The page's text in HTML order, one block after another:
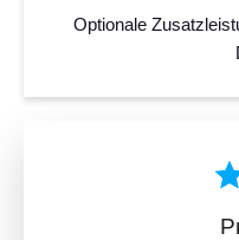
Optionale